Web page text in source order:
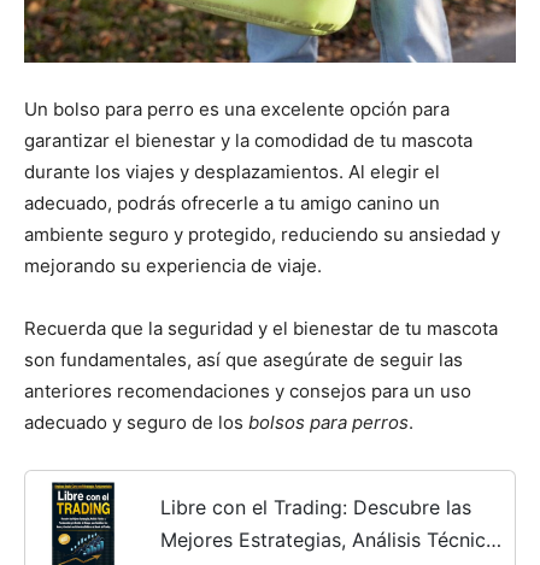
Un bolso para perro es una excelente opción para
garantizar el bienestar y la comodidad de tu mascota
durante los viajes y desplazamientos. Al elegir el
adecuado, podrás ofrecerle a tu amigo canino un
ambiente seguro y protegido, reduciendo su ansiedad y
mejorando su experiencia de viaje.
Recuerda que la seguridad y el bienestar de tu mascota
son fundamentales, así que asegúrate de seguir las
anteriores recomendaciones y consejos para un uso
adecuado y seguro de los bolsos para perros.
Libre con el Trading: Descubre las
Mejores Estrategias, Análisis Técnico